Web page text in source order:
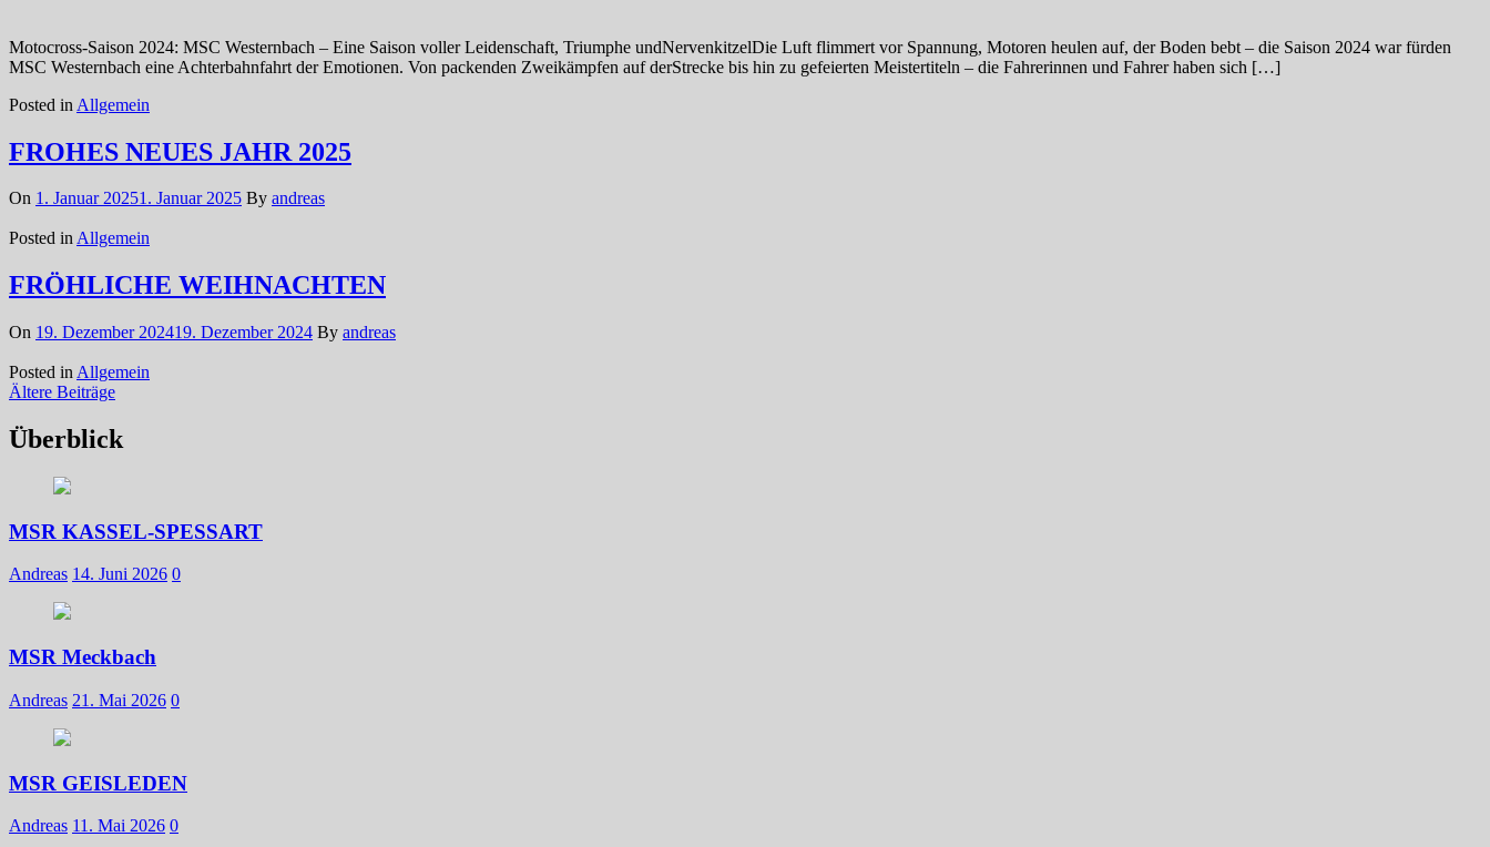
Motocross-Saison 2024: MSC Westernbach – Eine Saison voller Leidenschaft, Triumphe undNervenkitzelDie Luft flimmert vor Spannung, Motoren heulen auf, der Boden bebt – die Saison 2024 war fürden
MSC Westernbach eine Achterbahnfahrt der Emotionen. Von packenden Zweikämpfen auf derStrecke bis hin zu gefeierten Meistertiteln – die Fahrerinnen und Fahrer haben sich […]
Posted in Allgemein
FROHES NEUES JAHR 2025
On 1. Januar 20251. Januar 2025 By andreas
Posted inAllgemein
FRÖHLICHE WEIHNACHTEN
On 19. Dezember 202419. Dezember 2024 By andreas
Posted in Allgemein
Beitragsnavigation
Ältere Beiträge
Überblick
MSR KASSEL-SPESSART
Andreas 14. Juni 2026 0
MSR Meckbach
Andreas 21. Mai 2026 0
MSR GEISLEDEN
Andreas 11. Mai 2026 0